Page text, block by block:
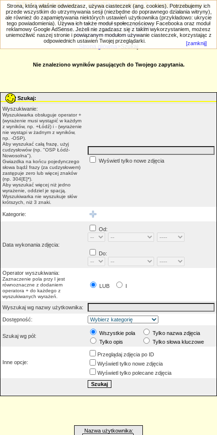
PRIV.gtlodz.eu - czyli trochę ;) inna galeria
Wyszukiwanie zaawansowane
Strona główna >Szukaj
Nie znaleziono wyników pasujących do Twojego zapytania.
Szukaj:
Wyszukiwanie:
Wyszukiwarka obsługuje operator +
(wyrażenie musi wystąpić w każdym
z wyników, np. +Łódź) i - (wyrażenie
nie wystąpi w żadnym z wyników,
np. -OSP).
Aby wyszukać całą frazę, użyj
cudzysłowów (np. "OSP Łódź-
Nowosolna").
Gwiazdka na końcu pojedynczego
słowa bądź frazy (za cudzysłowem)
zastępuje zero lub więcej znaków
(np. 304[E]*).
Aby wyszukać więcej niż jedno
wyrażenie, oddziel je spacją.
Wyszukiwarka nie wyszukuje słów
krótszych, niż 3 znaki.
Wyświetl tylko nowe zdjęcia
Kategorie:
Data wykonania zdjęcia:
Od:
Do:
Operator wyszukiwania:
Zaznaczenie pola przy I jest
równoznaczne z dodaniem
operatora + do każdego z
wyszukiwanych wyrażeń.
LUB I
Wyszukaj wg nazwy użytkownika:
Dostępność:
Szukaj wg pól: Wszystkie pola
Tylko nazwa zdjęcia
Tylko opis
Tylko słowa kluczowe
Inne opcje:
Przeglądaj zdjęcia po ID
Wyświetl tylko nowe zdjęcia
Wyświetl tylko polecane zdjęcia
Nazwa użytkownika:
Strona, którą właśnie odwiedzasz, używa ciasteczek (ang. cookies). Potrzebujemy ich
przede wszystkim do utrzymywania sesji (niezbędne do poprawnego działania witryny),
ale również do zapamiętywania niektórych ustawień użytkownika (przykładowo: ukrycie
tego powiadomienia). Używa ich także moduł społecznościowy Facebooka oraz moduł
reklamowy Google AdSense. Jeżeli nie zgadzasz się z takim wykorzystaniem, możesz
uniemożliwić naszej stronie i powiązanym modułom używanie ciasteczek, korzystając z
odpowiednich ustawień Twojej przeglądarki.
[zamknij]